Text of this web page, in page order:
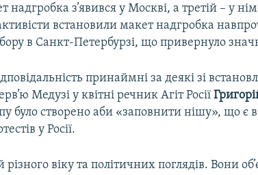
надгробка з’явився у Москві, а третій – у
встановили макет надгробка
в Санкт-Петербурзі, що привернуло
принаймні за деякі зі
Медузі у квітні речник Агіт Росії
було створено аби «заповнити нішу», що є
у Росії.
віку та політичних поглядів. Вони